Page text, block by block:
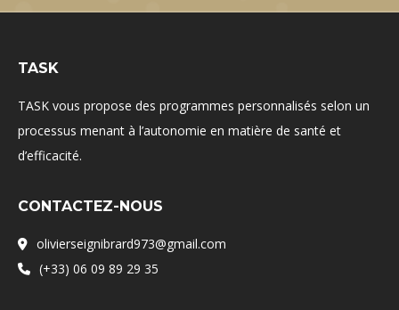
TASK
TASK vous propose des programmes personnalisés selon un
processus menant à l’autonomie en matière de santé et
d’efficacité.
CONTACTEZ-NOUS
olivierseignibrard973@gmail.com
(+33) 06 09 89 29 35